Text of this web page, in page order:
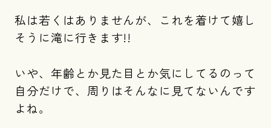
私は若くはありませんが、これを着けて嬉し
そうに滝に行きます!!
いや、年齢とか見た目とか気にしてるのって
自分だけで、周りはそんなに見てないんです
よね。